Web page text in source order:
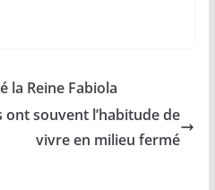
la Reine Fabiola
souvent l’habitude de
vivre en milieu fermé